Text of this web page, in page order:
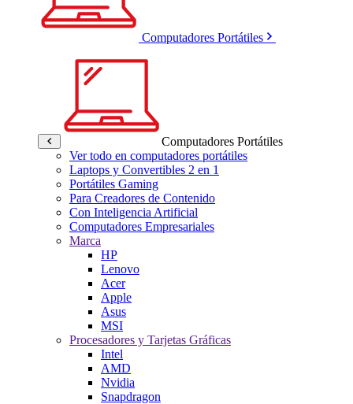
Computadores Portátiles
Computadores Portátiles
Ver todo en computadores portátiles
Laptops y Convertibles 2 en 1
Portátiles Gaming
Para Creadores de Contenido
Con Inteligencia Artificial
Computadores Empresariales
Marca
HP
Lenovo
Acer
Apple
Asus
MSI
Procesadores y Tarjetas Gráficas
Intel
AMD
Nvidia
Snapdragon